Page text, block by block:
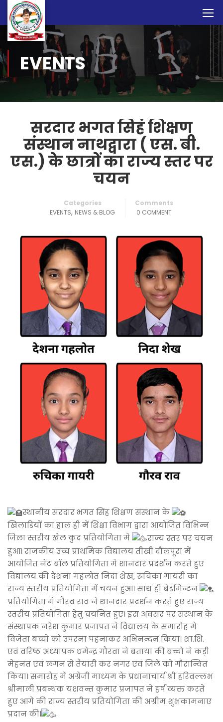
EVENTS
सरदार भगत सिहं शिक्षण
संस्थान नाथद्वारा ( एस. बी.
एस.) के छात्रों का राज्य स्तर पर
चयन
Categories
EVENTS, NEWS & BLOG
Comments
0 COMMENT
स्थानीय सरदार भगत सिंह शिक्षण संस्थान के
खिलाडियों का हाल ही में शिक्षा विभाग द्वारा आयोजित विभिन्न
जिला स्तरीय खेल कुद प्रतियोगिता मे
राज्य स्तर पर चयन
हुआ। राजकीय उच्च प्राथमिक विद्यालय तीखी दौलपूरा में
आयोजित नेट बॉल प्रतियोगिता मे शानदार प्रदर्शन करते हुए
विद्यालय की देशना गहलोत निदा शेख, रूचिका गायरी का
राज्य स्तरीय प्रतियोगिता में चयन हुआ। साथ ही बेडमिन्टन
प्रतियोगिता मे गौरवराव ने शानदार प्रदर्शन करते हुए राज्य
स्तरीय प्रतियोगिता हेतु चयनित हुए। इस अवसर पर संस्थान के
संस्थापक नरेश कुमार प्रजापत ने विद्यालय के समारोह मे
विजेता बच्चो को उपरना पहनाकर अभिनन्दन किया। शा.शि.
एवं वरिष्ठ अध्यापक धमेन्द्र गौरवा ने बताया की बच्चो ने कड़ी
मेहनत एवं लगन से तैयारी कर नगर एवं जिले को गौरान्वित
किया। समारोह में अग्रेजी माध्यम के प्रधानाचार्य श्री हरिवल्लभ
श्रीमाली प्रबन्धक यशवन्त कुमार प्रजापत ने हर्ष व्यक्त करते
हुए आगे की राज्य स्तरीय प्रतियोगिता की अग्रीम शुभकामनाए
प्रदान की।